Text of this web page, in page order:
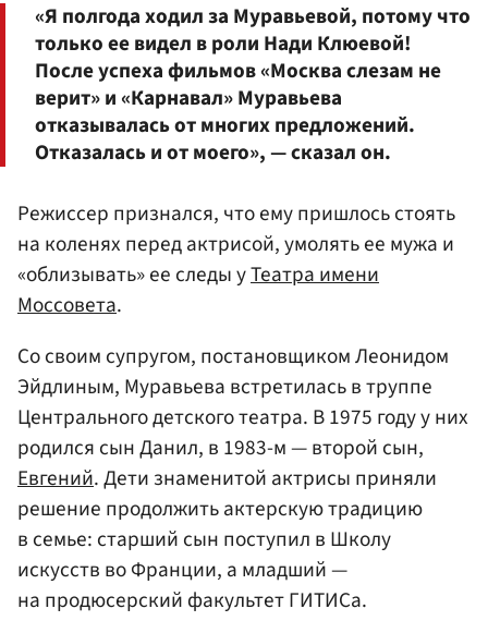
«Я полгода ходил за Муравьевой, потому что
только ее видел в роли Нади Клюевой!
После успеха фильмов «Москва слезам не
верит» и «Карнавал» Муравьева
отказывалась от многих предложений.
Отказалась и от моего», — сказал он.
Режиссер признался, что ему пришлось стоять
на коленях перед актрисой, умолять ее мужа и
«облизывать» ее следы уТеатра имени
Моссовета.
Со своим супругом, постановщиком Леонидом
Эйдлиным, Муравьева встретилась в труппе
Центрального детского театра. В 1975 году у них
родился сын Данил, в 1983-м — второй сын,
Евгений. Дети знаменитой актрисы приняли
решение продолжить актерскую традицию
в семье: старший сын поступил в Школу
искусств во Франции, а младший —
на продюсерский факультет ГИТИСа.